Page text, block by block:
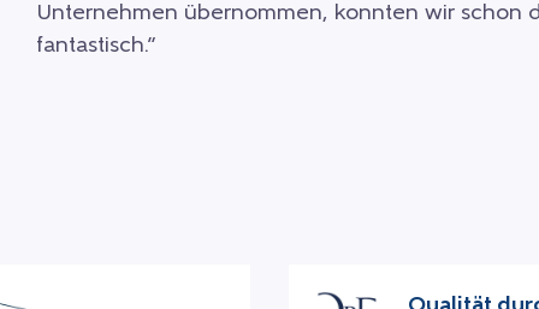
Unternehmen übernommen, konnten wir schon
fantastisch.”